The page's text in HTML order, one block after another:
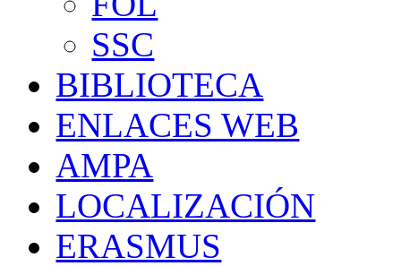
SSC
BIBLIOTECA
ENLACES WEB
AMPA
LOCALIZACIÓN
ERASMUS